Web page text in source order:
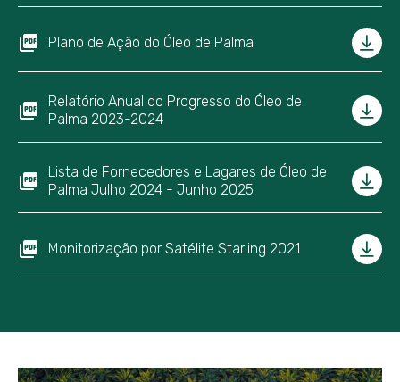
Plano de Ação do Óleo de Palma
Relatório Anual do Progresso do Óleo de
Palma 2023-2024
Lista de Fornecedores e Lagares de Óleo de
Palma Julho 2024 - Junho 2025
Monitorização por Satélite Starling 2021